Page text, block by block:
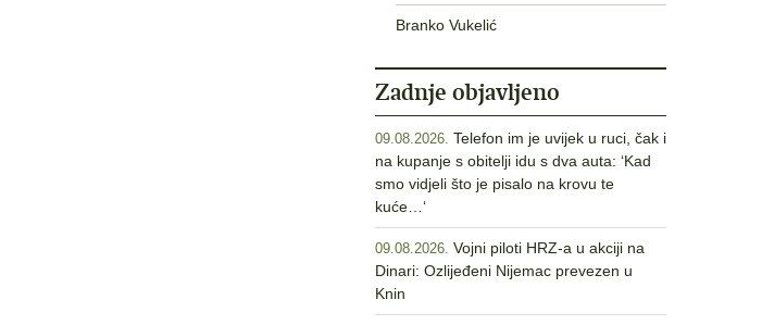
Branko Vukelić
Zadnje objavljeno
09.08.2026. Telefon im je uvijek u ruci, čak i
na kupanje s obitelji idu s dva auta: ‘Kad
smo vidjeli što je pisalo na krovu te
kuće…‘
09.08.2026. Vojni piloti HRZ-a u akciji na
Dinari: Ozlijeđeni Nijemac prevezen u
Knin